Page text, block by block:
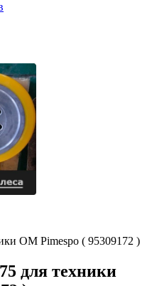
OM Pimespo ( 95309172 )
для техники